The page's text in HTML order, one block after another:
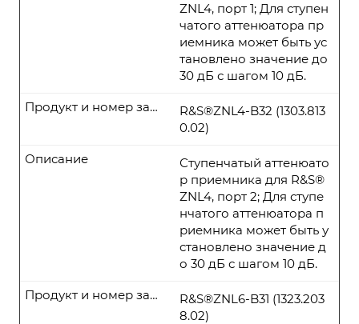
ZNL4, порт 1; Для ступен
чатого аттенюатора пр
иемника может быть ус
тановлено значение до
30 дБ с шагом 10 дБ.
R&S®ZNL4-B32 (1303.813
0.02)
Продукт и номер заказа
Ступенчатый аттенюато
р приемника для R&S®
ZNL4, порт 2; Для ступе
нчатого аттенюатора п
риемника может быть у
становлено значение д
о 30 дБ с шагом 10 дБ.
Описание
R&S®ZNL6-B31 (1323.203
8.02)
Продукт и номер заказа